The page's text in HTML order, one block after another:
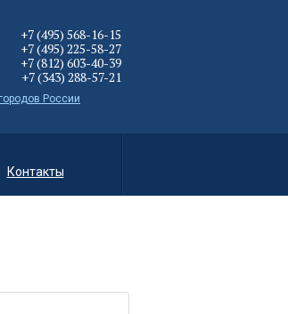
+7 (495) 568-16-15
+7 (495) 225-58-27
+7 (812) 603-40-39
+7 (343) 288-57-21
России
Контакты